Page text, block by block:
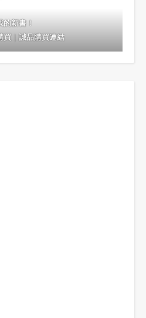
的新書！
買｜誠品購買連結